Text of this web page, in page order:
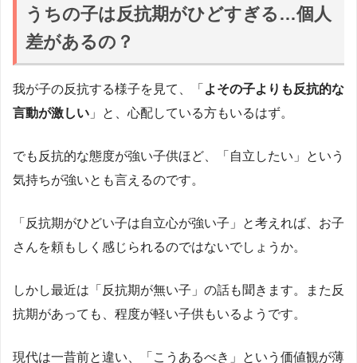
うちの子は反抗期がひどすぎる…個人
差があるの？
我が子の反抗する様子を見て、「 よその子よりも反抗的な
言動が激しい 」と、心配している方もいるはず。
でも反抗的な態度が強い子供ほど、「自立したい」という
気持ちが強いとも言えるのです。
「反抗期がひどい子は自立心が強い子」と考えれば、お子
さんを頼もしく感じられるのではないでしょうか。
しかし最近は「反抗期が無い子」の話も聞きます。また反
抗期があっても、程度が軽い子供もいるようです。
現代は一昔前と違い、「こうあるべき」という価値観が薄